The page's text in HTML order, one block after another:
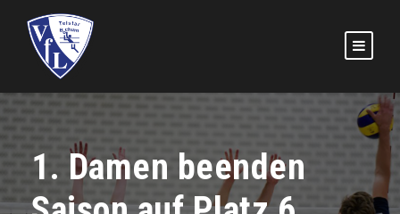
1. Damen beenden